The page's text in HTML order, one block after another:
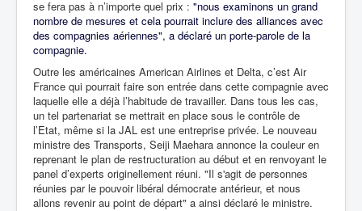
se fera pas à n’importe quel prix : "nous examinons un grand
nombre de mesures et cela pourrait inclure des alliances avec
des compagnies aériennes", a déclaré un porte-parole de la
compagnie.
Outre les américaines American Airlines et Delta, c’est Air
France qui pourrait faire son entrée dans cette compagnie avec
laquelle elle a déjà l’habitude de travailler. Dans tous les cas,
un tel partenariat se mettrait en place sous le contrôle de
l’Etat, même si la JAL est une entreprise privée. Le nouveau
ministre des Transports, Seiji Maehara annonce la couleur en
reprenant le plan de restructuration au début et en renvoyant le
panel d’experts originellement réuni. "Il s'agit de personnes
réunies par le pouvoir libéral démocrate antérieur, et nous
allons revenir au point de départ" a ainsi déclaré le ministre.